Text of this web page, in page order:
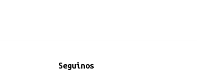
Seguinos